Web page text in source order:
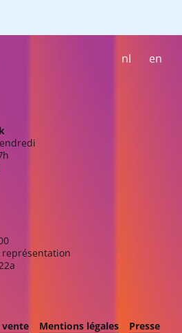
nl en
représentation
vente
Mentions légales Presse